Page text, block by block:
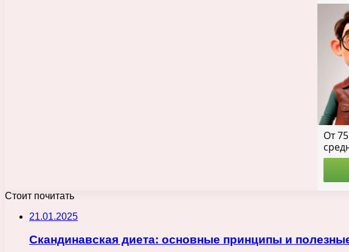
Стоит почитать
21.01.2025
Скандинавская диета: основные принципы и